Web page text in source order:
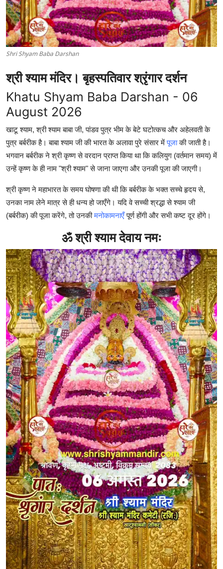
Shri Shyam Baba Darshan
श्री श्याम मंदिर। बृहस्पतिवार श्रृंगार दर्शन
Khatu Shyam Baba Darshan - 06
August 2026
खाटू श्याम, श्री श्याम बाबा जी, पांडव पुत्र भीम के बेटे घटोत्कच और अहेलवती के
पुत्र बर्बरीक है। बाबा श्याम जी की भारत के अलावा पुरे संसार मेंपूजाकी जाती है।
भगवान बर्बरीक ने श्री कृष्ण से वरदान प्राप्त किया था कि कलियुग (वर्तमान समय) में
उन्हें कृष्ण के ही नाम "श्री श्याम" से जाना जाएगा और उनकी पूजा की जाएगी।
श्री कृष्ण ने महाभारत के समय घोषणा की थी कि बर्बरीक के भक्त सच्चे हृदय से,
उनका नाम लेने मात्र से ही धन्य हो जाएँगे। यदि वे सच्ची श्रद्धा से श्याम जी
(बर्बरीक) की पूजा करेंगे, तो उनकीमनोकामनाएँपूर्ण होंगी और सभी कष्ट दूर होंगे।
ॐ श्री श्याम देवाय नमः